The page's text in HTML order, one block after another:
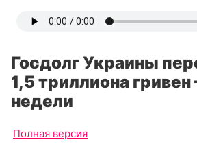
Госдолг Украины
1,5 триллиона гривен
недели
Полная версия